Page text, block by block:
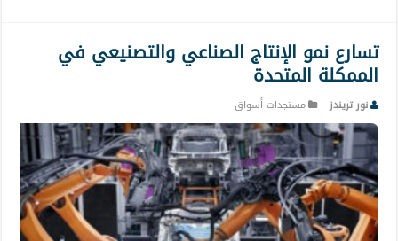
تسارع نمو الإنتاج الصناعي والتصنيعي في
الممكلة المتحدة
نور تريندز مستجدات أسواق